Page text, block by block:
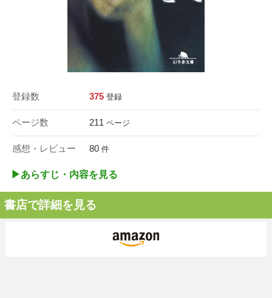
登録数 375 登録
ページ数 211 ページ
感想・レビュー 80 件
▶︎あらすじ・内容を見る
書店で詳細を見る